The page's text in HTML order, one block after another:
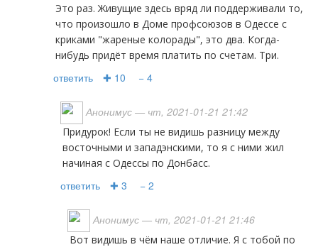
Это раз. Живущие здесь вряд ли поддерживали то,
что произошло в Доме профсоюзов в Одессе с
криками "жареные колорады", это два. Когда-
нибудь придёт время платить по счетам. Три.
ответить ✚ 10 − 4
Анонимус — чт, 2021-01-21 21:42
Придурок! Если ты не видишь разницу между
восточными и западэнскими, то я с ними жил
начиная с Одессы по Донбасс.
ответить ✚ 3 − 2
Анонимус — чт, 2021-01-21 21:46
Вот видишь в чём наше отличие. Я с тобой по